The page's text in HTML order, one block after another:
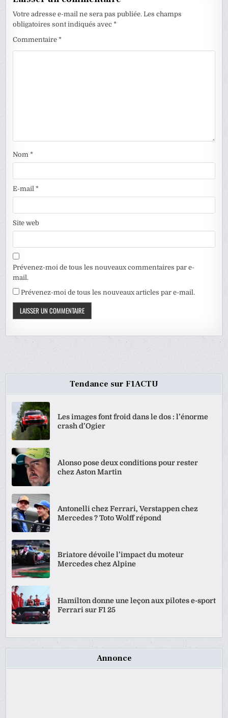
Votre adresse e-mail ne sera pas publiée. Les champs
obligatoires sont indiqués avec*
Commentaire*
Nom*
E-mail*
Site web
Prévenez-moi de tous les nouveaux commentaires par e-
mail.
Prévenez-moi de tous les nouveaux articles par e-mail.
Tendance sur F1ACTU
Les images font froid dans le dos : l’énorme
crash d’Ogier
Alonso pose deux conditions pour rester
chez Aston Martin
Antonelli chez Ferrari, Verstappen chez
Mercedes ? Toto Wolff répond
Briatore dévoile l’impact du moteur
Mercedes chez Alpine
Hamilton donne une leçon aux pilotes e-sport
Ferrari sur F1 25
Annonce